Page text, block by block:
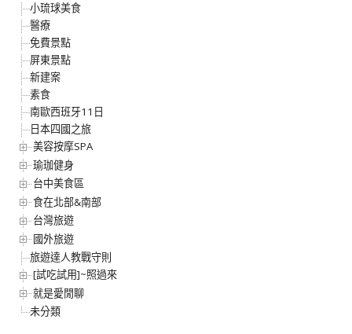
小琉球美食
醫療
免費景點
屏東景點
新建案
素食
南歐西班牙11日
日本四國之旅
美容按摩SPA
瑜珈健身
台中美食區
食在北部&南部
台灣旅遊
國外旅遊
旅遊達人教戰守則
[試吃試用]~照過來
就是愛閒聊
未分類